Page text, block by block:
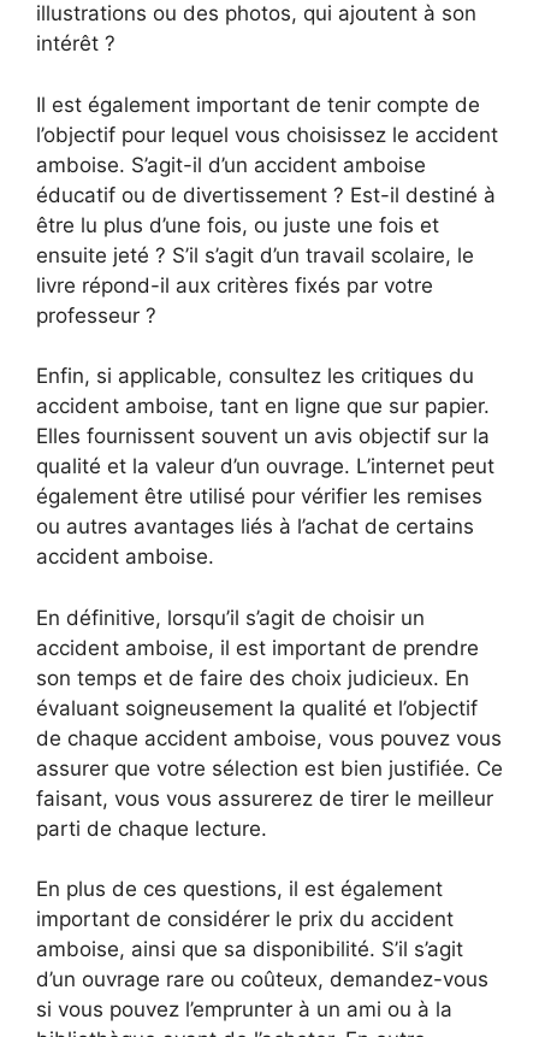
illustrations ou des photos, qui ajoutent à son
intérêt ?
Il est également important de tenir compte de
l’objectif pour lequel vous choisissez le accident
amboise. S’agit-il d’un accident amboise
éducatif ou de divertissement ? Est-il destiné à
être lu plus d’une fois, ou juste une fois et
ensuite jeté ? S’il s’agit d’un travail scolaire, le
livre répond-il aux critères fixés par votre
professeur ?
Enfin, si applicable, consultez les critiques du
accident amboise, tant en ligne que sur papier.
Elles fournissent souvent un avis objectif sur la
qualité et la valeur d’un ouvrage. L’internet peut
également être utilisé pour vérifier les remises
ou autres avantages liés à l’achat de certains
accident amboise.
En définitive, lorsqu’il s’agit de choisir un
accident amboise, il est important de prendre
son temps et de faire des choix judicieux. En
évaluant soigneusement la qualité et l’objectif
de chaque accident amboise, vous pouvez vous
assurer que votre sélection est bien justifiée. Ce
faisant, vous vous assurerez de tirer le meilleur
parti de chaque lecture.
En plus de ces questions, il est également
important de considérer le prix du accident
amboise, ainsi que sa disponibilité. S’il s’agit
d’un ouvrage rare ou coûteux, demandez-vous
si vous pouvez l’emprunter à un ami ou à la